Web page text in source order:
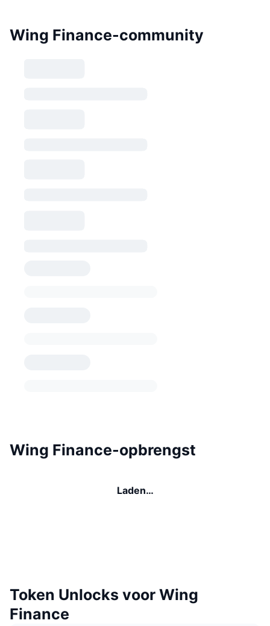
Wing Finance-community
Wing Finance-opbrengst
Laden…
Token Unlocks voor Wing
Finance